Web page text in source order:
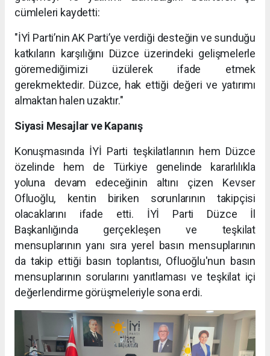
cümleleri kaydetti:
"İYİ Parti’nin AK Parti’ye verdiği desteğin ve sunduğu
katkıların karşılığını Düzce üzerindeki gelişmelerle
göremediğimizi üzülerek ifade etmek
gerekmektedir. Düzce, hak ettiği değeri ve yatırımı
almaktan halen uzaktır."
Siyasi Mesajlar ve Kapanış
Konuşmasında İYİ Parti teşkilatlarının hem Düzce
özelinde hem de Türkiye genelinde kararlılıkla
yoluna devam edeceğinin altını çizen Kevser
Ofluoğlu, kentin biriken sorunlarının takipçisi
olacaklarını ifade etti. İYİ Parti Düzce İl
Başkanlığında gerçekleşen ve teşkilat
mensuplarının yanı sıra yerel basın mensuplarının
da takip ettiği basın toplantısı, Ofluoğlu'nun basın
mensuplarının sorularını yanıtlaması ve teşkilat içi
değerlendirme görüşmeleriyle sona erdi.